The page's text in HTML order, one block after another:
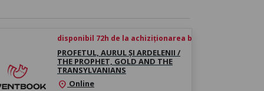
disponibil 72h de la achiziționarea biletului
PROFETUL, AURUL ȘI ARDELENII /
THE PROPHET, GOLD AND THE
TRANSYLVANIANS
location_on Online